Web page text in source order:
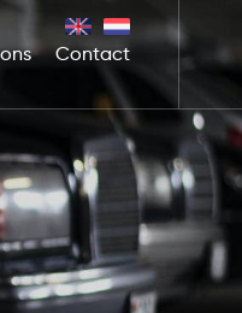
Contact